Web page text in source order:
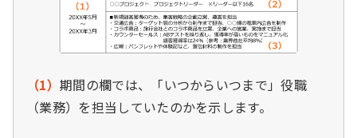
（1） 期間の欄では、「いつからいつまで」役職
（業務）を担当していたのかを示します。